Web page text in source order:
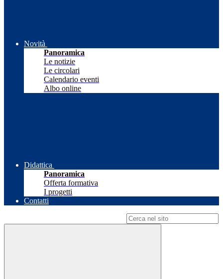
Novità
Panoramica
Le notizie
Le circolari
Calendario eventi
Albo online
Didattica
Panoramica
Offerta formativa
I progetti
Contatti